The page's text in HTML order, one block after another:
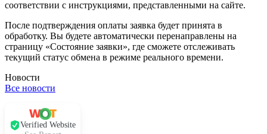
соответствии с инструкциями, представленными на сайте.
После подтверждения оплаты заявка будет принята в
обработку. Вы будете автоматически перенаправлены на
страницу «Состояние заявки», где сможете отслеживать
текущий статус обмена в режиме реального времени.
Новости
Все новости
Verified Website